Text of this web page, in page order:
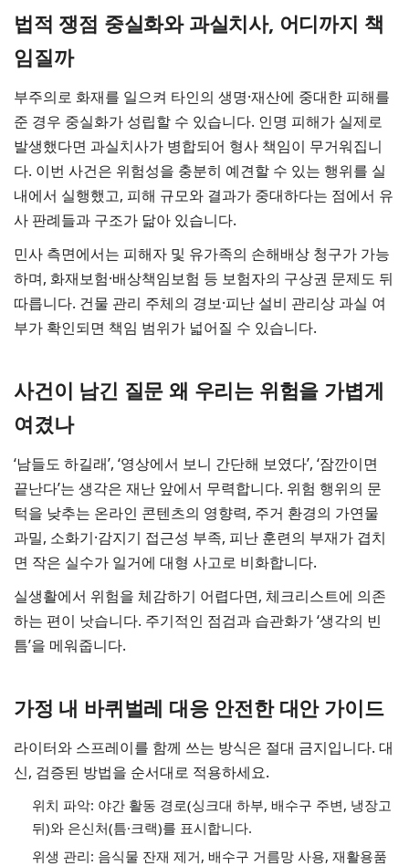
법적 쟁점 중실화와 과실치사, 어디까지 책
임질까
부주의로 화재를 일으켜 타인의 생명·재산에 중대한 피해를
준 경우 중실화가 성립할 수 있습니다. 인명 피해가 실제로
발생했다면 과실치사가 병합되어 형사 책임이 무거워집니
다. 이번 사건은 위험성을 충분히 예견할 수 있는 행위를 실
내에서 실행했고, 피해 규모와 결과가 중대하다는 점에서 유
사 판례들과 구조가 닮아 있습니다.
민사 측면에서는 피해자 및 유가족의 손해배상 청구가 가능
하며, 화재보험·배상책임보험 등 보험자의 구상권 문제도 뒤
따릅니다. 건물 관리 주체의 경보·피난 설비 관리상 과실 여
부가 확인되면 책임 범위가 넓어질 수 있습니다.
사건이 남긴 질문 왜 우리는 위험을 가볍게
여겼나
‘남들도 하길래’, ‘영상에서 보니 간단해 보였다’, ‘잠깐이면
끝난다’는 생각은 재난 앞에서 무력합니다. 위험 행위의 문
턱을 낮추는 온라인 콘텐츠의 영향력, 주거 환경의 가연물
과밀, 소화기·감지기 접근성 부족, 피난 훈련의 부재가 겹치
면 작은 실수가 일거에 대형 사고로 비화합니다.
실생활에서 위험을 체감하기 어렵다면, 체크리스트에 의존
하는 편이 낫습니다. 주기적인 점검과 습관화가 ‘생각의 빈
틈’을 메워줍니다.
가정 내 바퀴벌레 대응 안전한 대안 가이드
라이터와 스프레이를 함께 쓰는 방식은 절대 금지입니다. 대
신, 검증된 방법을 순서대로 적용하세요.
위치 파악: 야간 활동 경로(싱크대 하부, 배수구 주변, 냉장고
뒤)와 은신처(틈·크랙)를 표시합니다.
위생 관리: 음식물 잔재 제거, 배수구 거름망 사용, 재활용품